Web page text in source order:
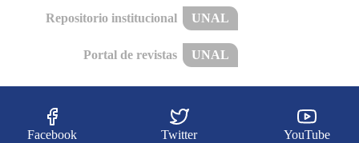
Repositorio institucional UNAL
Portal de revistas UNAL
Facebook Twitter YouTube